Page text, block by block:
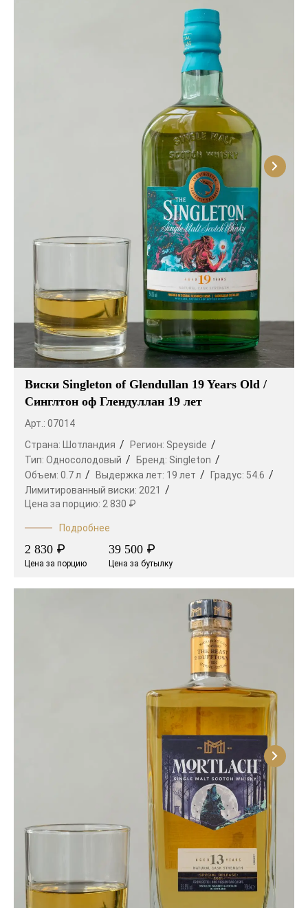
Виски Singleton of Glendullan 19 Years Old /
Синглтон оф Глендуллан 19 лет
Арт.: 07014
Страна: Шотландия Регион: Speyside
Тип: Односолодовый Бренд: Singleton
Объем: 0.7 л Выдержка лет: 19 лет Градус: 54.6
Лимитированный виски: 2021
Цена за порцию: 2 830 ₽
Подробнее
2 830 ₽
Цена за порцию
39 500 ₽
Цена за бутылку